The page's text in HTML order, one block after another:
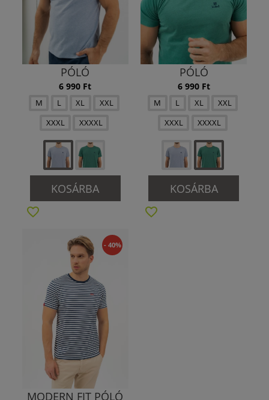
PÓLÓ
6 990 Ft
M L XL
XXL
XXXL
XXXXL
KOSÁRBA
PÓLÓ
6 990 Ft
M L XL
XXL
XXXL
XXXXL
KOSÁRBA
- 40%
MODERN FIT PÓLÓ